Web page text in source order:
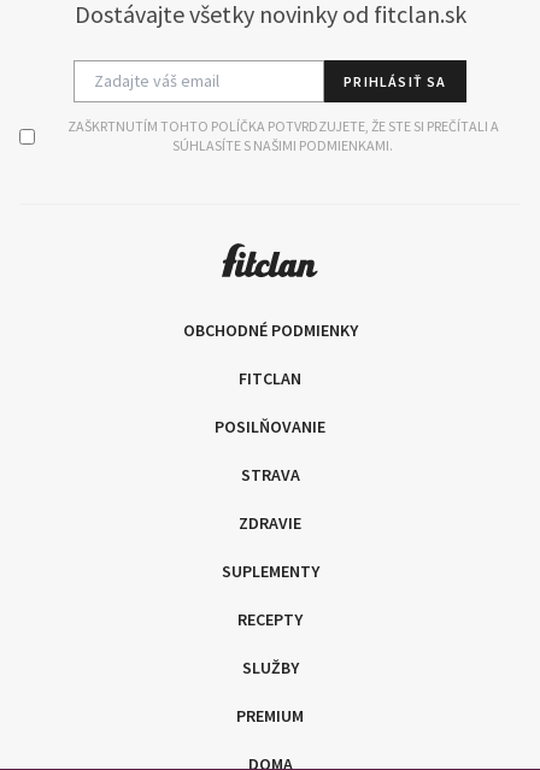
Dostávajte všetky novinky od fitclan.sk
PRIHLÁSIŤ SA
ZAŠKRTNUTÍM TOHTO POLÍČKA POTVRDZUJETE, ŽE STE SI PREČÍTALI A
SÚHLASÍTE S NAŠIMI PODMIENKAMI.
OBCHODNÉ PODMIENKY
FITCLAN
POSILŇOVANIE
STRAVA
ZDRAVIE
SUPLEMENTY
RECEPTY
SLUŽBY
PREMIUM
DOMA